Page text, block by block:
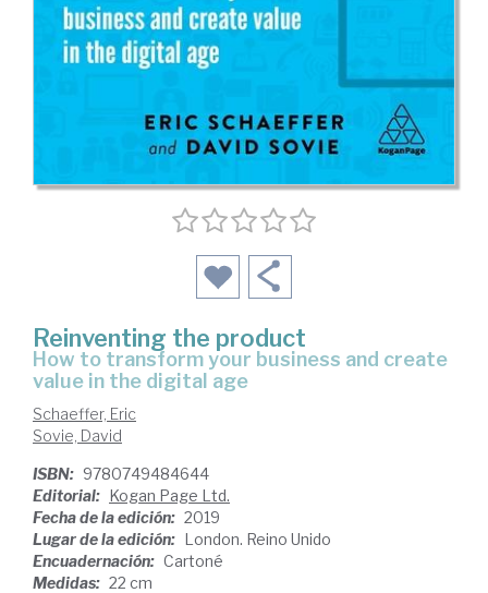
Reinventing the product
how to transform your business and create
value in the digital age
Schaeffer, Eric
Sovie, David
ISBN: 9780749484644
Editorial: Kogan Page Ltd.
Fecha de la edición: 2019
Lugar de la edición: London. Reino Unido
Encuadernación: Cartoné
Medidas: 22 cm